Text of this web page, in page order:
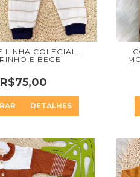
LINHA COLEGIAL -
E BEGE
R$75,00
DETALHES